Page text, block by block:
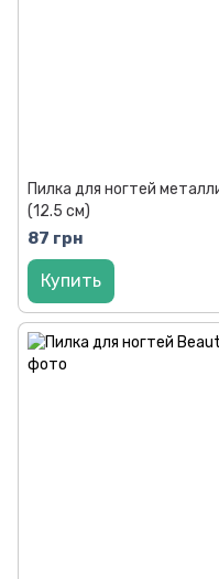
Пилка для ногтей
(12.5 см)
87 грн
Купить